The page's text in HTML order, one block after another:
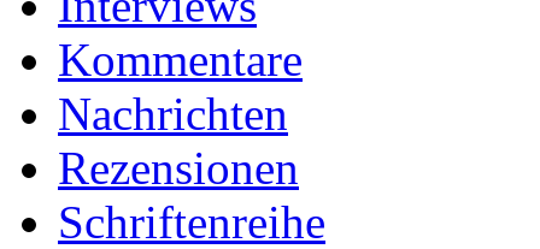
Kommentare
Nachrichten
Rezensionen
Schriftenreihe